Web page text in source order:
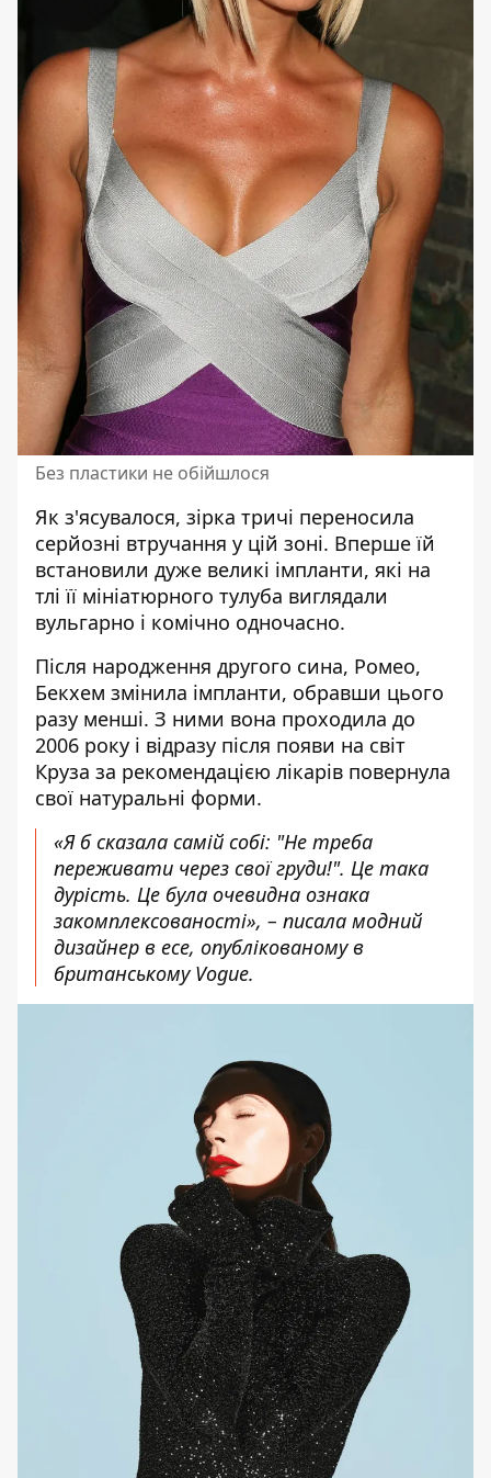
Без пластики не обійшлося
Як з'ясувалося, зірка тричі переносила
серйозні втручання у цій зоні. Вперше їй
встановили дуже великі імпланти, які на
тлі її мініатюрного тулуба виглядали
вульгарно і комічно одночасно.
Після народження другого сина, Ромео,
Бекхем змінила імпланти, обравши цього
разу менші. З ними вона проходила до
2006 року і відразу після появи на світ
Круза за рекомендацією лікарів повернула
свої натуральні форми.
«Я б сказала самій собі: "Не треба
переживати через свої груди!". Це така
дурість. Це була очевидна ознака
закомплексованості», – писала модний
дизайнер в есе, опублікованому в
британському Vogue.